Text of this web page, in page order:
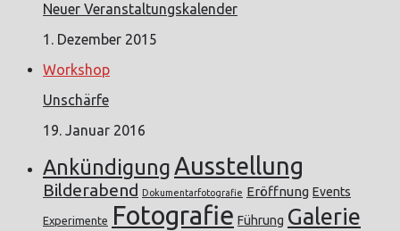
Neuer Veranstaltungskalender
1. Dezember 2015
Workshop
Unschärfe
19. Januar 2016
Ankündigung Ausstellung
Bilderabend Dokumentarfotografie Eröffnung Events
Experimente Fotografie Führung Galerie